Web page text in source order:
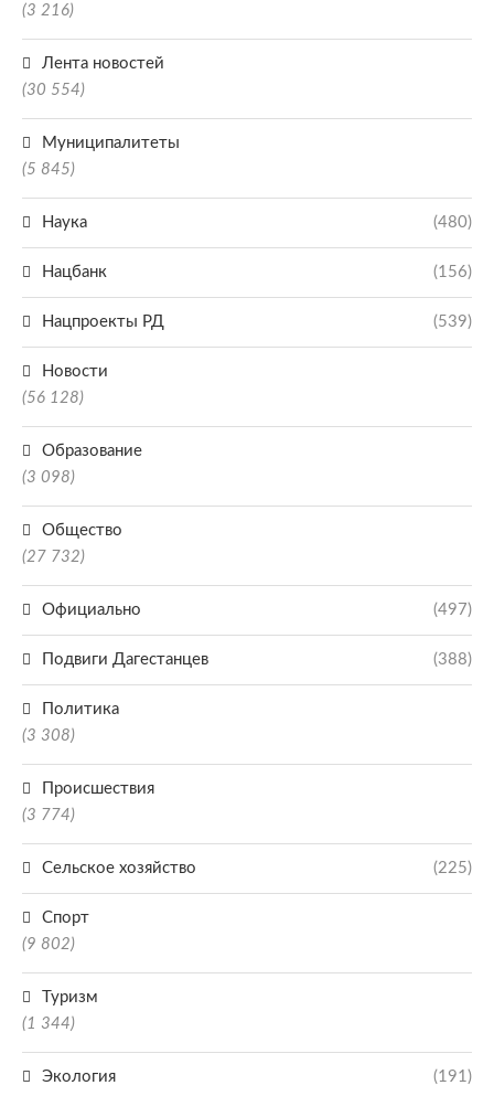
(3 216)
Лента новостей
(30 554)
Муниципалитеты
(5 845)
Наука (480)
Нацбанк (156)
Нацпроекты РД (539)
Новости
(56 128)
Образование
(3 098)
Общество
(27 732)
Официально (497)
Подвиги Дагестанцев (388)
Политика
(3 308)
Происшествия
(3 774)
Сельское хозяйство (225)
Спорт
(9 802)
Туризм
(1 344)
Экология (191)